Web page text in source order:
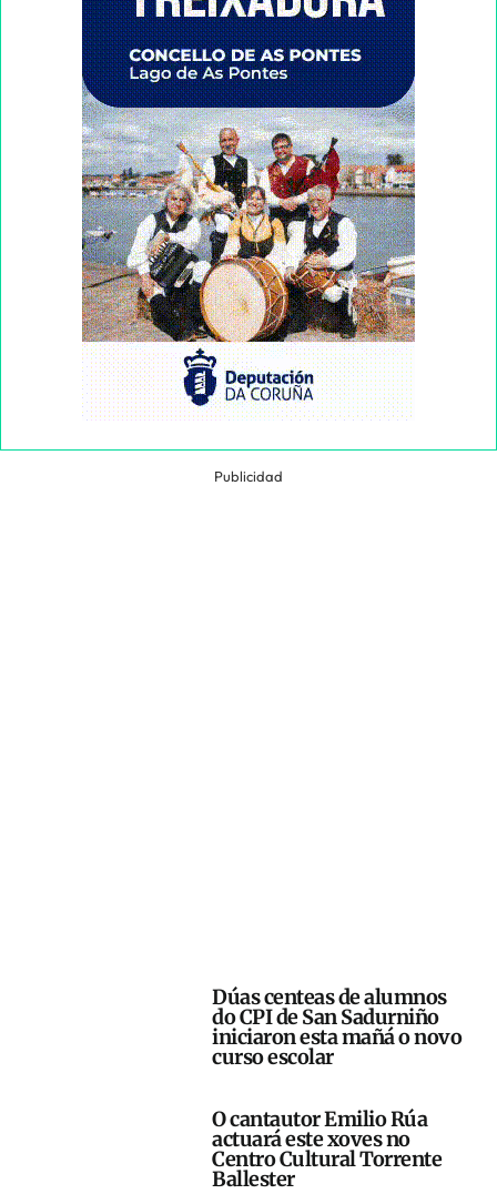
Publicidad
Dúas centeas de alumnos
do CPI de San Sadurniño
iniciaron esta mañá o novo
curso escolar
O cantautor Emilio Rúa
actuará este xoves no
Centro Cultural Torrente
Ballester